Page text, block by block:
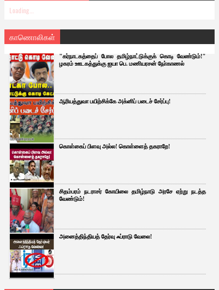
Loading...
காணொலிகள்
"கர்நாடகத்தைப் போல தமிழ்நாட்டுக்குக் கொடி வேண்டும்!"
ழகரம் ஊடகத்துக்கு ஐயா பெ. மணியரசன் நோ்காணல்
ஆரியத்துவா பயிற்சிக்கே அக்னிப் படைச் சேர்ப்பு!
கொள்கைப் பிளவு அல்ல! கொள்ளைத் தகராறே!
சிதம்பரம் நடராசர் கோயிலை தமிழ்நாடு அரசே ஏற்று நடத்த
வேண்டும்!
அனைத்திந்தியத் தேர்வு ஃப்ராடு வேலை!